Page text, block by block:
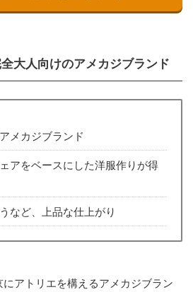
大人向けのアメカジブランド
メカジブランド
アをベースにした洋服作りが得
など、上品な仕上がり
アトリエを構えるアメカジブラン